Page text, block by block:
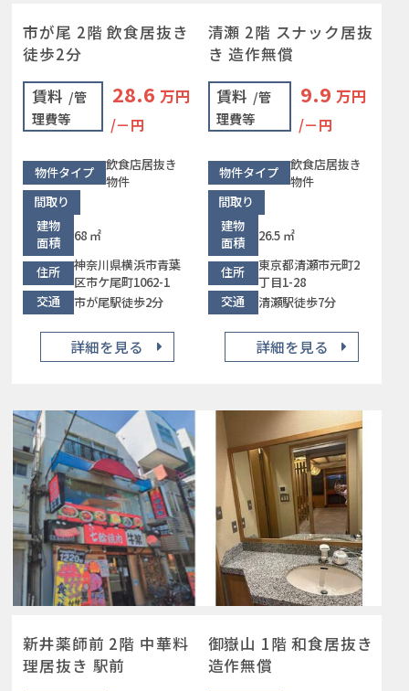
市が尾 2階 飲食居抜き
徒歩2分
賃料 /管
理費等
28.6 万円
/－円
物件タイプ
飲食店居抜き
物件
間取り
建物
面積
68 ㎡
住所
神奈川県横浜市青葉
区市ケ尾町1062-1
交通
市が尾駅徒歩2分
詳細を見る
清瀬 2階 スナック居抜
き 造作無償
賃料 /管
理費等
9.9 万円
/－円
物件タイプ
飲食店居抜き
物件
間取り
建物
面積
26.5 ㎡
住所
東京都清瀬市元町2
丁目1-28
交通
清瀬駅徒歩7分
詳細を見る
新井薬師前 2階 中華料
理居抜き 駅前
御嶽山 1階 和食居抜き
造作無償